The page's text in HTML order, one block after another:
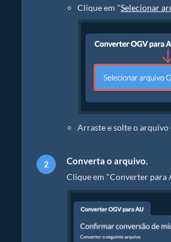
Clique em "Selecionar
Arraste e solte o
Converta o arquivo.
Clique em "Converter para